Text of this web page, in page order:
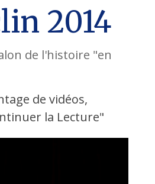
2014
de l'histoire "en
de vidéos,
la Lecture"